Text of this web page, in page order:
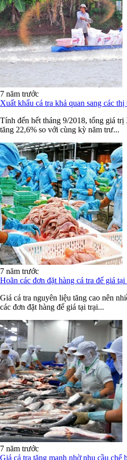
7 năm trước
Xuất khẩu cá tra khả quan sang các
Tính đến hết tháng 9/2018, tổng giá
tăng 22,6% so với cùng kỳ năm trư...
7 năm trước
Hoãn các đơn đặt hàng cá tra để giá
Giá cá tra nguyên liệu tăng cao nên
các đơn đặt hàng để giá tại trại...
7 năm trước
Giá cá tra tăng mạnh nhờ nhu cầu chế